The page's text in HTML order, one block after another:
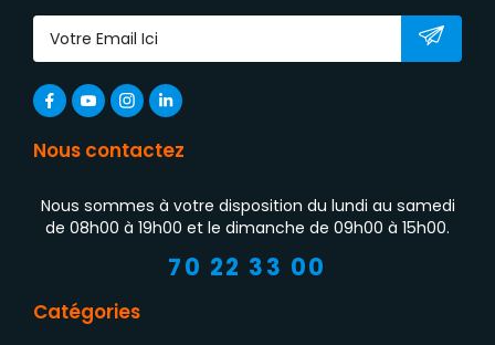
Nous contactez
Nous sommes à votre disposition du lundi au samedi
de 08h00 à 19h00 et le dimanche de 09h00 à 15h00.
70 22 33 00
Catégories